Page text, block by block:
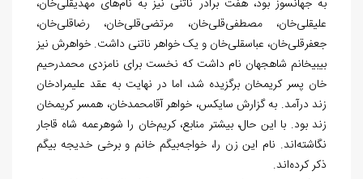
به جهانسوز بود، هفت برادر ناتنی نیز به نام‏‌های مهدی‏قلی‌‏خان،
علی‏قلی‏‌خان، مصطفی‏‌قلی‏‌خان، ‏مرتضی‏‌قلی‏‌خان، رضاقلی‏‌خان،
جعفرقلی‏‌خان، عباسقلیخان و یک خواهر ناتنی داشت. خواهرش نیز
بی‏بی‏خانم شاه‏جهان نام داشت که نخست برای نامزدی محمدرحیم
خان پسر کریم‏خان برگزیده شد، اما در نهایت به عقد علیمرادخان
زند درآمد. به گزارش سایکس، خواهر آقامحمدخان، همسر کریم‏خان
زند بود. با این حال، بیشتر منابع، کریم‏‌خان را شوهرعمه شاه قاجار
نگاشته‏‌اند. نام این زن را، خواجه‌‏بیگم خانم و برخی خدیجه بیگم
ذکر کردهاند.